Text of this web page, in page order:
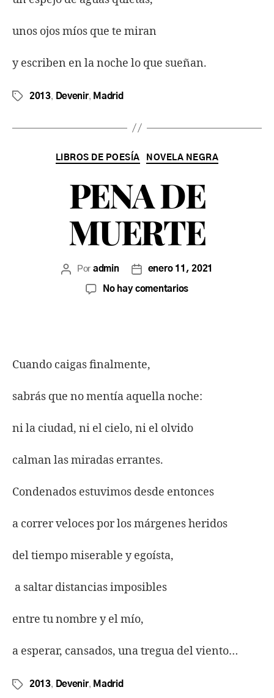
unos ojos míos que te miran
y escriben en la noche lo que sueñan.
2013, Devenir, Madrid
LIBROS DE POESÍA NOVELA NEGRA
PENA DE
MUERTE
Por admin enero 11, 2021
No hay comentarios
Cuando caigas finalmente,
sabrás que no mentía aquella noche:
ni la ciudad, ni el cielo, ni el olvido
calman las miradas errantes.
Condenados estuvimos desde entonces
a correr veloces por los márgenes heridos
del tiempo miserable y egoísta,
a saltar distancias imposibles
entre tu nombre y el mío,
a esperar, cansados, una tregua del viento…
2013, Devenir, Madrid